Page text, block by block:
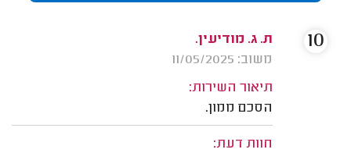
ת. ג. מודיעין.
משוב: 11/05/2025
תיאור השירות:
הסכם ממון.
חוות דעת:
10